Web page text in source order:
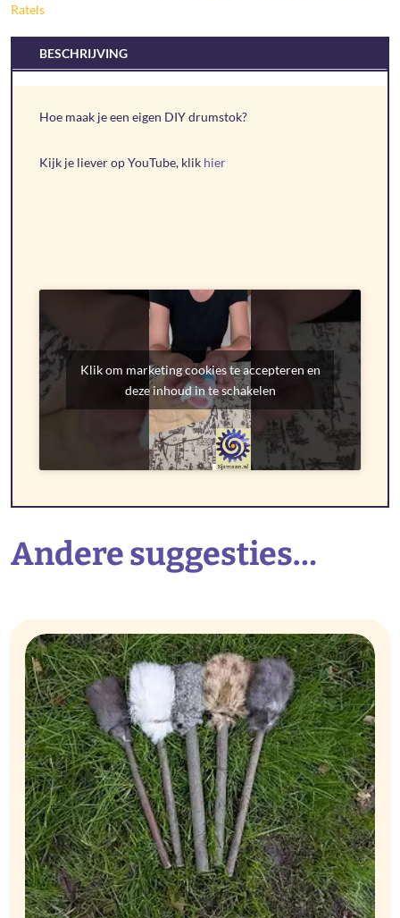
Ratels
BESCHRIJVING
Hoe maak je een eigen DIY drumstok?
Kijk je liever op YouTube, klik hier
Klik om marketing cookies te accepteren en
deze inhoud in te schakelen
Andere suggesties…